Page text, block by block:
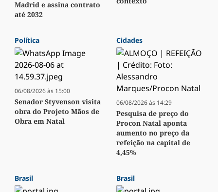
Madrid e assina contrato
até 2032
Política
06/08/2026 às 15:00
Senador Styvenson visita
obra do Projeto Mãos de
Obra em Natal
Cidades
06/08/2026 às 14:29
Pesquisa de preço do
Procon Natal aponta
aumento no preço da
refeição na capital de
4,45%
Brasil Brasil